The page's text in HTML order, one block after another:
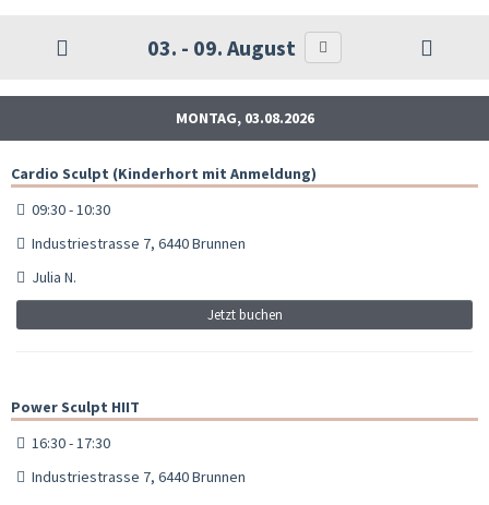
03. - 09. August
MONTAG, 03.08.2026
Cardio Sculpt (Kinderhort mit Anmeldung)
09:30 - 10:30
Industriestrasse 7, 6440 Brunnen
Julia N.
Jetzt buchen
Power Sculpt HIIT
16:30 - 17:30
Industriestrasse 7, 6440 Brunnen